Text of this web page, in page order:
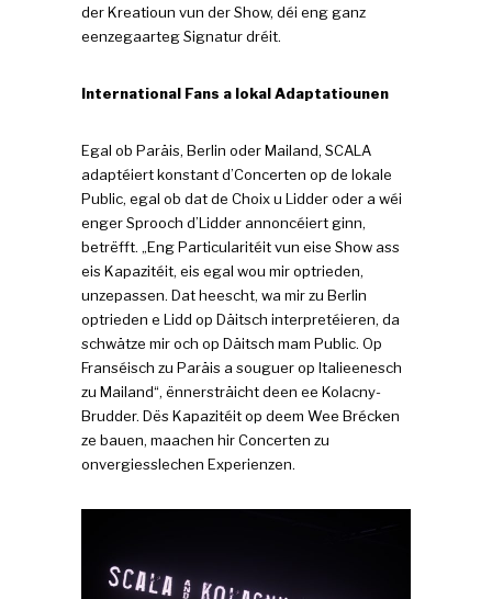
der Kreatioun vun der Show, déi eng ganz
eenzegaarteg Signatur dréit.
International Fans a lokal Adaptatiounen
Egal ob Paräis, Berlin oder Mailand, SCALA
adaptéiert konstant d’Concerten op de lokale
Public, egal ob dat de Choix u Lidder oder a wéi
enger Sprooch d’Lidder annoncéiert ginn,
betrëfft. „Eng Particularitéit vun eise Show ass
eis Kapazitéit, eis egal wou mir optrieden,
unzepassen. Dat heescht, wa mir zu Berlin
optrieden e Lidd op Däitsch interpretéieren, da
schwätze mir och op Däitsch mam Public. Op
Franséisch zu Paräis a souguer op Italieenesch
zu Mailand“, ënnersträicht deen ee Kolacny-
Brudder. Dës Kapazitéit op deem Wee Brécken
ze bauen, maachen hir Concerten zu
onvergiesslechen Experienzen.